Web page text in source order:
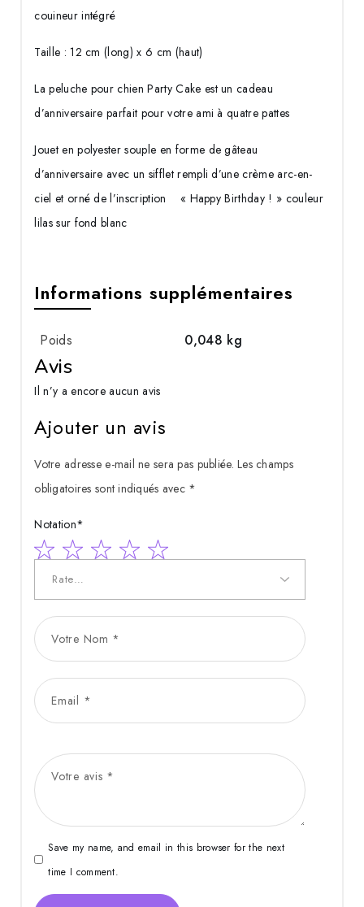
couineur intégré
Taille : 12 cm (long) x 6 cm (haut)
La peluche pour chien Party Cake est un cadeau
d’anniversaire parfait pour votre ami à quatre pattes
Jouet en polyester souple en forme de gâteau
d’anniversaire avec un sifflet rempli d’une crème arc-en-
ciel et orné de l’inscription « Happy Birthday ! » couleur
lilas sur fond blanc
Informations supplémentaires
Poids 0,048 kg
Avis
Il n’y a encore aucun avis
Ajouter un avis
Votre adresse e-mail ne sera pas publiée. Les champs
obligatoires sont indiqués avec *
Notation*
Save my name, and email in this browser for the next
time I comment.